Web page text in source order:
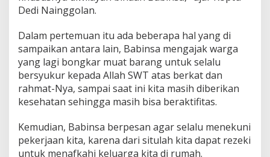
n
y
a
n
g
T
e
r
a
i
k
Dedi Nainggolan.
Dalam pertemuan itu ada beberapa hal yang di
sampaikan antara lain, Babinsa mengajak warga
yang lagi bongkar muat barang untuk selalu
bersyukur kepada Allah SWT atas berkat dan
rahmat-Nya, sampai saat ini kita masih diberikan
kesehatan sehingga masih bisa beraktifitas.
Kemudian, Babinsa berpesan agar selalu menekuni
pekerjaan kita, karena dari situlah kita dapat rezeki
untuk menafkahi keluarga kita di rumah.